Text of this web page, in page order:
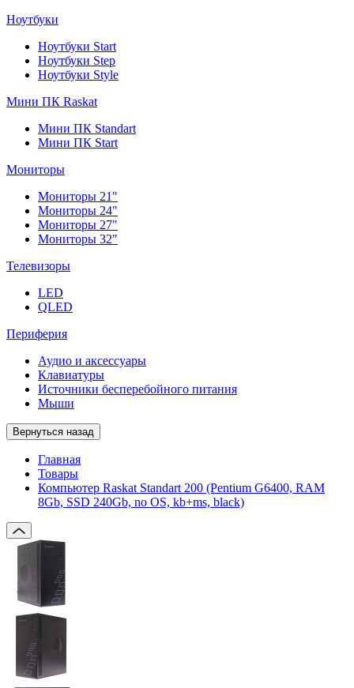
Ноутбуки
Ноутбуки Start
Ноутбуки Step
Ноутбуки Style
Мини ПК Raskat
Мини ПК Standart
Мини ПК Start
Мониторы
Мониторы 21"
Мониторы 24"
Мониторы 27"
Мониторы 32"
Телевизоры
LED
QLED
Периферия
Аудио и аксессуары
Клавиатуры
Источники бесперебойного питания
Мыши
Вернуться назад
Главная
Товары
Компьютер Raskat Standart 200 (Pentium G6400, RAM
8Gb, SSD 240Gb, no OS, kb+ms, black)